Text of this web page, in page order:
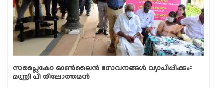
സപ്ലൈകോ ഓണ്‍ലൈന്‍ സേവനങ്ങള്‍ വ്യാപിപ്പിക്കും:
മന്ത്രി പി തിലോത്തമന്‍